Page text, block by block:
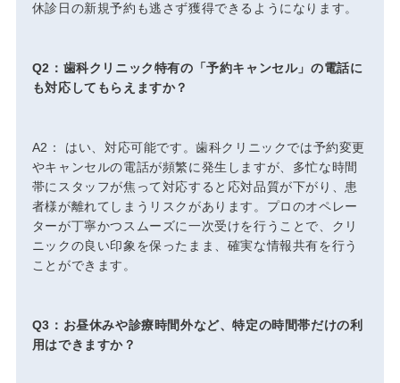
休診日の新規予約も逃さず獲得できるようになります。
Q2：歯科クリニック特有の「予約キャンセル」の電話に
も対応してもらえますか？
A2： はい、対応可能です。歯科クリニックでは予約変更
やキャンセルの電話が頻繁に発生しますが、多忙な時間
帯にスタッフが焦って対応すると応対品質が下がり、患
者様が離れてしまうリスクがあります。プロのオペレー
ターが丁寧かつスムーズに一次受けを行うことで、クリ
ニックの良い印象を保ったまま、確実な情報共有を行う
ことができます。
Q3：お昼休みや診療時間外など、特定の時間帯だけの利
用はできますか？